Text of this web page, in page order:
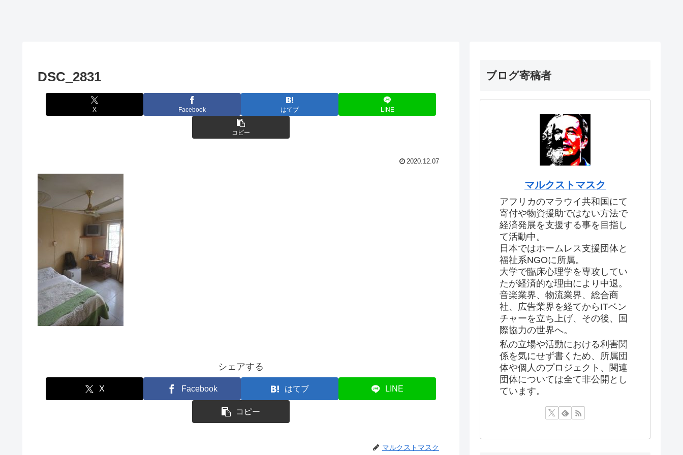
DSC_2831
X Facebook はてブ LINE
コピー
2020.12.07
シェアする
X Facebook はてブ LINE
コピー
マルクストマスク
ブログ寄稿者
マルクストマスク
アフリカのマラウイ共和国にて
寄付や物資援助ではない方法で
経済発展を支援する事を目指し
て活動中。
日本ではホームレス支援団体と
福祉系NGOに所属。
大学で臨床心理学を専攻してい
たが経済的な理由により中退。
音楽業界、物流業界、総合商
社、広告業界を経てからITベン
チャーを立ち上げ、その後、国
際協力の世界へ。
私の立場や活動における利害関
係を気にせず書くため、所属団
体や個人のプロジェクト、関連
団体については全て非公開とし
ています。